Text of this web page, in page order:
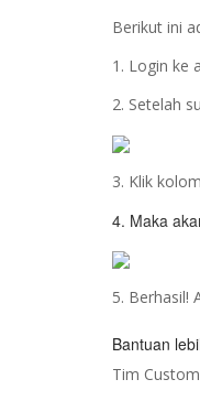
Berikut ini
1. Login ke
2. Setelah
3. Klik kolom
4. Maka
5. Berhasil!
Bantuan
Tim